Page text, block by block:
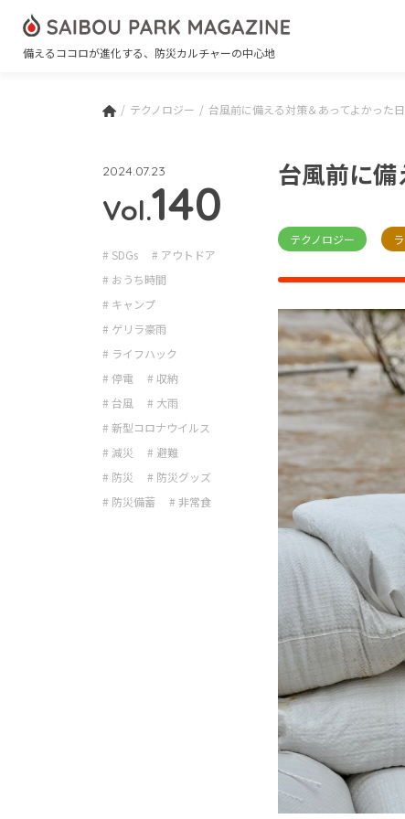
備えるココロが進化する、防災カルチャーの中心地
テクノロジー 台風前に備える対策＆あってよかった
2024.07.23
Vol.140
# SDGs
# アウトドア
# おうち時間
# キャンプ
# ゲリラ豪雨
# ライフハック
# 停電
# 収納
# 台風
# 大雨
# 新型コロナウイルス
# 減災
# 避難
# 防災
# 防災グッズ
# 防災備蓄
# 非常食
台風前に
テクノロジー